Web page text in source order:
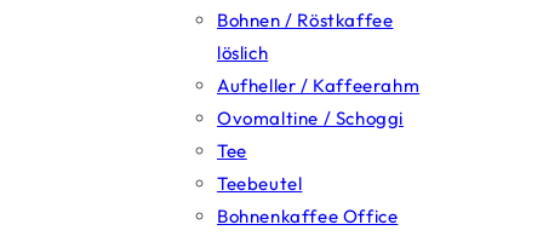
Bohnen / Röstkaffee
löslich
Aufheller / Kaffeerahm
Ovomaltine / Schoggi
Tee
Teebeutel
Bohnenkaffee Office